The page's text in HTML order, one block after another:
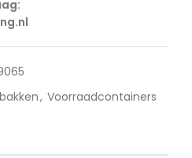
, Voorraadcontainers